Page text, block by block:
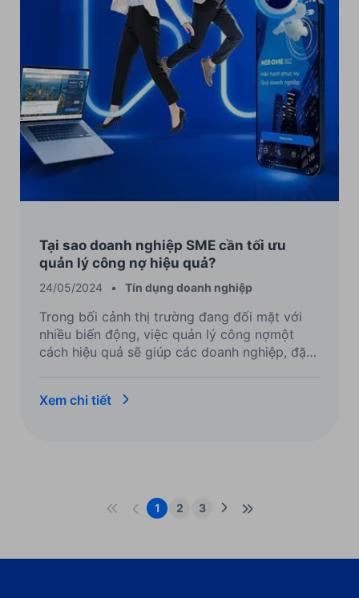
Tại sao doanh nghiệp SME cần tối ưu
quản lý công nợ hiệu quả?
24/05/2024 • Tín dụng doanh nghiệp
Trong bối cảnh thị trường đang đối mặt với
nhiều biến động, việc quản lý công nợmột
cách hiệu quả sẽ giúp các doanh nghiệp, đặc
bài viết này, ACB sẽ gửi đến doanh nghiệp
Xem chi tiết
1 2 3